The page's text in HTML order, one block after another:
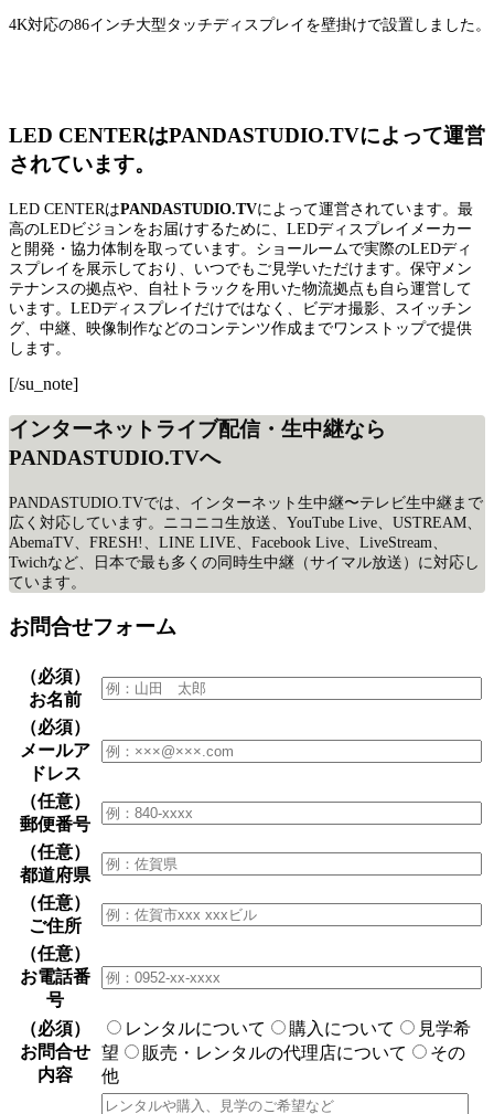
4K対応の86インチ大型タッチディスプレイを壁掛けで設置しました。
LED CENTERはPANDASTUDIO.TVによって運営
されています。
LED CENTERはPANDASTUDIO.TVによって運営されています。最
高のLEDビジョンをお届けするために、LEDディスプレイメーカー
と開発・協力体制を取っています。ショールームで実際のLEDディ
スプレイを展示しており、いつでもご見学いただけます。保守メン
テナンスの拠点や、自社トラックを用いた物流拠点も自ら運営して
います。LEDディスプレイだけではなく、ビデオ撮影、スイッチン
グ、中継、映像制作などのコンテンツ作成までワンストップで提供
します。
[/su_note]
インターネットライブ配信・生中継なら
PANDASTUDIO.TVへ
PANDASTUDIO.TVでは、インターネット生中継〜テレビ生中継まで
広く対応しています。 ニコニコ生放送、YouTube Live、USTREAM、
AbemaTV、 FRESH!、LINE LIVE、Facebook Live、LiveStream、
Twichなど、日本で最も多くの同時生中継（サイマル放送）に対応し
ています。
お問合せフォーム
（必須）
お名前
（必須）
メールア
ドレス
（任意）
郵便番号
（任意）
都道府県
（任意）
ご住所
（任意）
お電話番
号
（必須）
お問合せ
内容
レンタルについて 購入について
見学希
望
販売・レンタルの代理店について
その
他